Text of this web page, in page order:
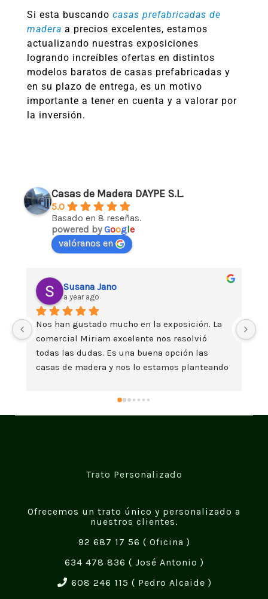
Si esta buscando casas prefabricadas de
madera a precios excelentes, estamos
actualizando nuestras exposiciones
logrando increíbles ofertas en distintos
modelos baratos de casas prefabricadas y
en su plazo de entrega, es un motivo
importante a tener en cuenta y a valorar por
la inversión.
Casas de Madera DAYPE S.L.
5.0
Basado en 8 reseñas.
powered byGoogle
valóranos en
Susana Jano
a year ago
Nos han gustado mucho en la exposición. La
comercial Miriam excelente nos resolvió
todas las dudas. Es una buena opción las
casas de madera y nos lo estamos planteando
Trato Personalizado
Ofrecemos un trato único y personalizado a
nuestros clientes.
92 687 17 56 ( Oficina )
634 478 836 ( José Antonio )
608 246 115 ( Pedro Alcaide )